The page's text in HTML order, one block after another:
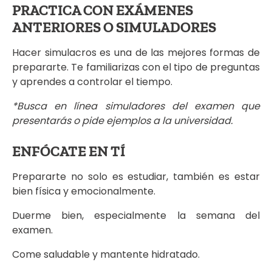
PRACTICA CON EXÁMENES
ANTERIORES O SIMULADORES
Hacer simulacros es una de las mejores formas de
prepararte. Te familiarizas con el tipo de preguntas
y aprendes a controlar el tiempo.
*Busca en línea simuladores del examen que
presentarás o pide ejemplos a la universidad.
ENFÓCATE EN TÍ
Prepararte no solo es estudiar, también es estar
bien física y emocionalmente.
Duerme bien, especialmente la semana del
examen.
Come saludable y mantente hidratado.